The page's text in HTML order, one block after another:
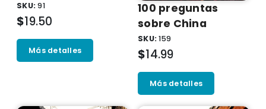
SKU:91
$19.50
Más detalles
100 preguntas
sobre China
SKU:159
$14.99
Más detalles